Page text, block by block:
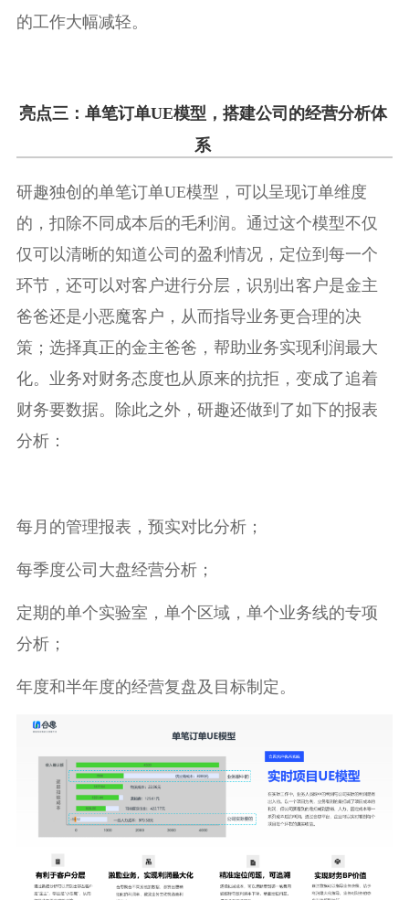
的工作大幅减轻。
亮点三：单笔订单UE模型，搭建公司的经营分析体
系
研趣独创的单笔订单UE模型，可以呈现订单维度
的，扣除不同成本后的毛利润。通过这个模型不仅
仅可以清晰的知道公司的盈利情况，定位到每一个
环节，还可以对客户进行分层，识别出客户是金主
爸爸还是小恶魔客户，从而指导业务更合理的决
策；选择真正的金主爸爸，帮助业务实现利润最大
化。业务对财务态度也从原来的抗拒，变成了追着
财务要数据。除此之外，研趣还做到了如下的报表
分析：
每月的管理报表，预实对比分析；
每季度公司大盘经营分析；
定期的单个实验室，单个区域，单个业务线的专项
分析；
年度和半年度的经营复盘及目标制定。